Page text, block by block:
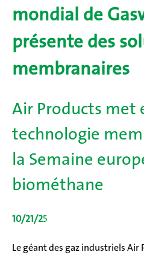
mondial de
présente des
membranaires
Air Products met
technologie
la Semaine
biométhane
10/21/25
Le géant des gaz industriels Air